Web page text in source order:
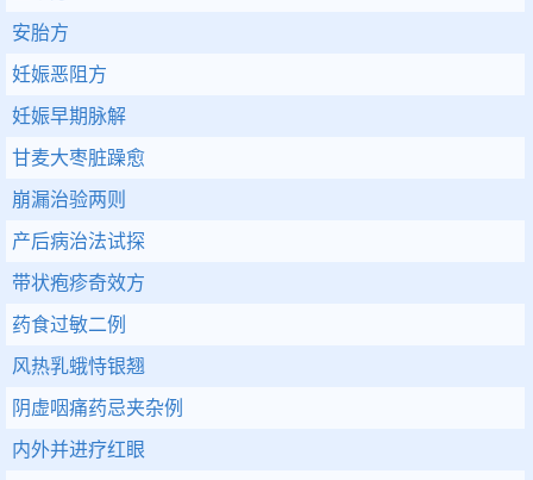
安胎方
妊娠恶阻方
妊娠早期脉解
甘麦大枣脏躁愈
崩漏治验两则
产后病治法试探
带状疱疹奇效方
药食过敏二例
风热乳蛾恃银翘
阴虚咽痛药忌夹杂例
内外并进疗红眼